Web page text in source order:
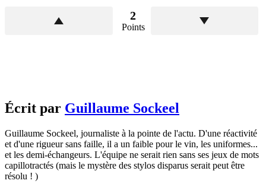
2
Points
Écrit par Guillaume Sockeel
Guillaume Sockeel, journaliste à la pointe de l'actu. D'une réactivité
et d'une rigueur sans faille, il a un faible pour le vin, les uniformes...
et les demi-échangeurs. L'équipe ne serait rien sans ses jeux de mots
capillotractés (mais le mystère des stylos disparus serait peut être
résolu ! )